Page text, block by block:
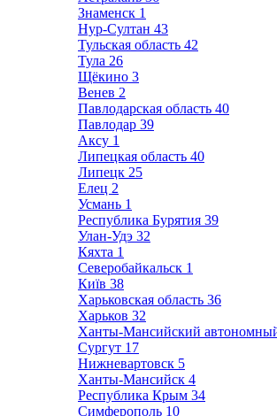
Знаменск 1
Нур-Султан 43
Тульская область 42
Тула 26
Щёкино 3
Венев 2
Павлодарская область 40
Павлодар 39
Аксу 1
Липецкая область 40
Липецк 25
Елец 2
Усмань 1
Республика Бурятия 39
Улан-Удэ 32
Кяхта 1
Северобайкальск 1
Київ 38
Харьковская область 36
Харьков 32
Ханты-Мансийский
Сургут 17
Нижневартовск 5
Ханты-Мансийск 4
Республика Крым 34
Симферополь 10